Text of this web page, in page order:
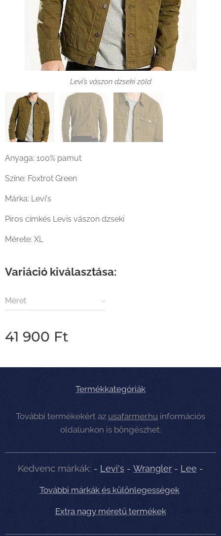
Levi’s vászon dzseki zöld
Levi’s vászon dzseki zöld háta
Levi’s vászon dzseki zöld címke
Anyaga: 100% pamut
Színe: Foxtrot Green
Márka: Levi's
Piros címkés Levis vászon dzseki
Mérete: XL
Variáció kiválasztása:
Méret
41 900 Ft
Termékkategóriák
További termékekért az usafarmer.hu információs
oldalunkon is böngészhet.
Kedvenc márkák: - Levi's - Wrangler - Lee -
További márkák és különlegességek
Extra nagy méretű termékek